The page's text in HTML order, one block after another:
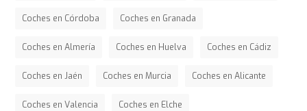
Coches en Córdoba Coches en Granada
Coches en Almería Coches en Huelva Coches en Cádiz
Coches en Jaén Coches en Murcia Coches en Alicante
Coches en Valencia Coches en Elche